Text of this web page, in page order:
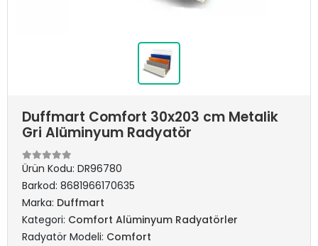
Duffmart Comfort 30x203 cm Metalik
Gri Alüminyum Radyatör
Ürün Kodu: DR96780
Barkod: 8681966170635
Marka: Duffmart
Kategori: Comfort Alüminyum Radyatörler
Radyatör Modeli: Comfort